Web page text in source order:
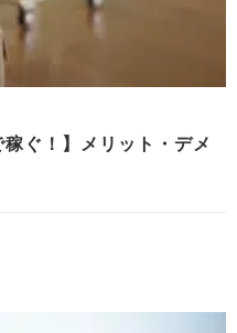
ぐ！】メリット・デメ